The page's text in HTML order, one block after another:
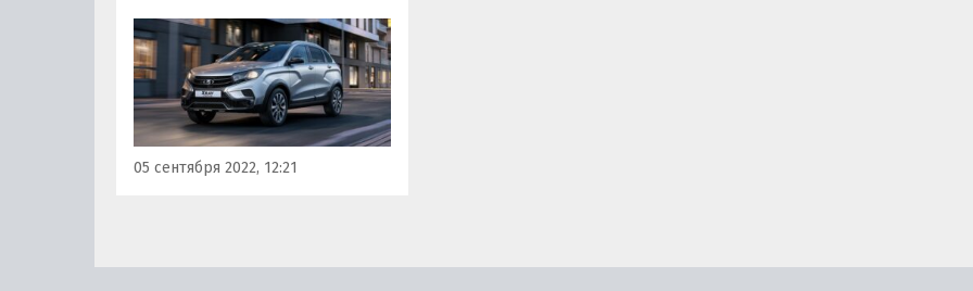
конца этого года пока не
планируется. Об том в
интервью аналитическому
агентству «АвтоСТАТ» рассказал
вице-президент по продажам
и маркетингу «АвтоВАЗа»
Дмитрий Костромин.
05 сентября 2022, 12:21